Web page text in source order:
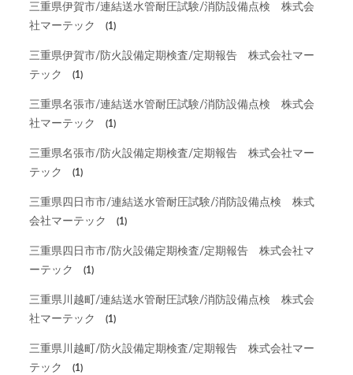
三重県伊賀市/連結送水管耐圧試験/消防設備点検 株式会
社マーテック
(1)
三重県伊賀市/防火設備定期検査/定期報告 株式会社マー
テック
(1)
三重県名張市/連結送水管耐圧試験/消防設備点検 株式会
社マーテック
(1)
三重県名張市/防火設備定期検査/定期報告 株式会社マー
テック
(1)
三重県四日市市/連結送水管耐圧試験/消防設備点検 株式
会社マーテック
(1)
三重県四日市市/防火設備定期検査/定期報告 株式会社マ
ーテック
(1)
三重県川越町/連結送水管耐圧試験/消防設備点検 株式会
社マーテック
(1)
三重県川越町/防火設備定期検査/定期報告 株式会社マー
テック
(1)